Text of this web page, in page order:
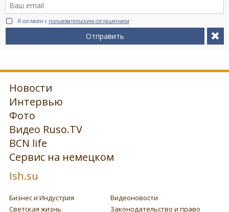
Я согласен с пользовательским соглашением
Отправить
Новости
Интервью
Фото
Видео Ruso.TV
BCN life
Сервис на немецком
Ish.su
Бизнес и Индустрия
Видеоновости
Светская жизнь
Законодательство и право